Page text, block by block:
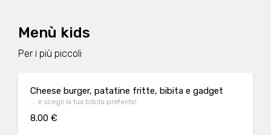
Menù kids
Per i più piccoli
Cheese burger, patatine fritte, bibita e gadget
... e scegli la tua bibita preferita!
8.00 €